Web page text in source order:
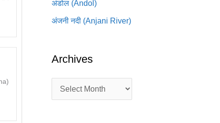
अंडोल (Andol)
अंजनी नदी (Anjani River)
Archives